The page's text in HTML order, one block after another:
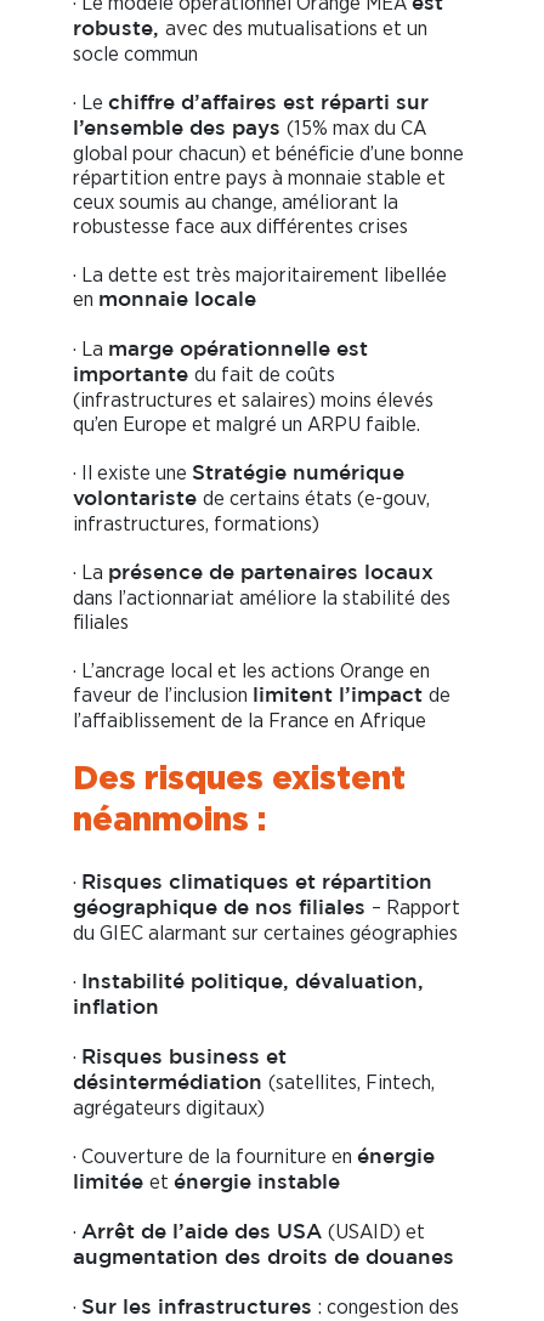
est
robuste, avec des mutualisations et un
socle commun
· Le chiffre d’affaires est réparti sur
l’ensemble des pays (15% max du CA
global pour chacun) et bénéficie d’une bonne
répartition entre pays à monnaie stable et
ceux soumis au change, améliorant la
robustesse face aux différentes crises
· La dette est très majoritairement libellée
en monnaie locale
· La marge opérationnelle est
importante du fait de coûts
(infrastructures et salaires) moins élevés
qu’en Europe et malgré un ARPU faible.
· Il existe une Stratégie numérique
volontariste de certains états (e-gouv,
infrastructures, formations)
· La présence de partenaires locaux
dans l’actionnariat améliore la stabilité des
filiales
· L’ancrage local et les actions Orange en
faveur de l’inclusion
limitent l’impact de
l’affaiblissement de la France en Afrique
Des risques existent
néanmoins :
· Risques climatiques et répartition
géographique de nos filiales – Rapport
du GIEC alarmant sur certaines géographies
·
Instabilité politique, dévaluation,
inflation
· Risques business et
désintermédiation (satellites, Fintech,
agrégateurs digitaux)
· Couverture de la fourniture en énergie
limitée et énergie instable
· Arrêt de l’aide des USA (USAID) et
augmentation des droits de douanes
· Sur les infrastructures : congestion des